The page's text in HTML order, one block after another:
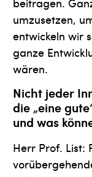
umzusetzen,
entwickeln wir
ganze
wären.
Nicht jeder
die „eine
und was
Herr Prof. List: